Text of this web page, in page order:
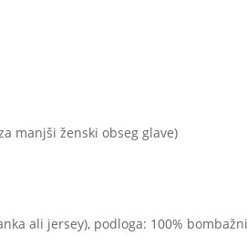
manjši ženski obseg glave)
ali jersey), podloga: 100%